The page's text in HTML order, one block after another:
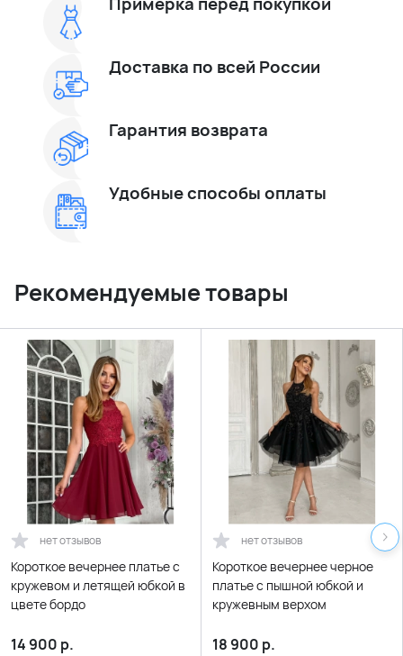
Доставка по всей России
Гарантия возврата
Удобные способы оплаты
Рекомендуемые товары
нет отзывов
Короткое вечернее платье с
кружевом и летящей юбкой в
цвете бордо
14 900 р.
нет отзывов
Короткое вечернее черное
платье с пышной юбкой и
кружевным верхом
18 900 р.